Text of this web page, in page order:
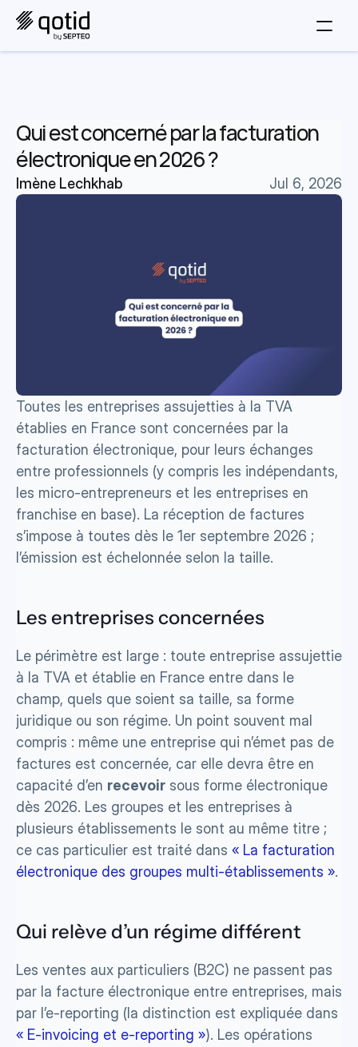
Qui est concerné par la facturation
électronique en 2026 ?
Imène Lechkhab Jul 6, 2026
Toutes les entreprises assujetties à la TVA
établies en France sont concernées par la
facturation électronique, pour leurs échanges
entre professionnels (y compris les indépendants,
les micro-entrepreneurs et les entreprises en
franchise en base). La réception de factures
s’impose à toutes dès le 1er septembre 2026 ;
l’émission est échelonnée selon la taille.
Les entreprises concernées
Le périmètre est large : toute entreprise assujettie
à la TVA et établie en France entre dans le
champ, quels que soient sa taille, sa forme
juridique ou son régime. Un point souvent mal
compris : même une entreprise qui n’émet pas de
factures est concernée, car elle devra être en
capacité d’en recevoir sous forme électronique
dès 2026. Les groupes et les entreprises à
plusieurs établissements le sont au même titre ;
ce cas particulier est traité dans « La facturation
électronique des groupes multi-établissements ».
Qui relève d’un régime différent
Les ventes aux particuliers (B2C) ne passent pas
par la facture électronique entre entreprises, mais
« E-invoicing et e-reporting »). Les opérations